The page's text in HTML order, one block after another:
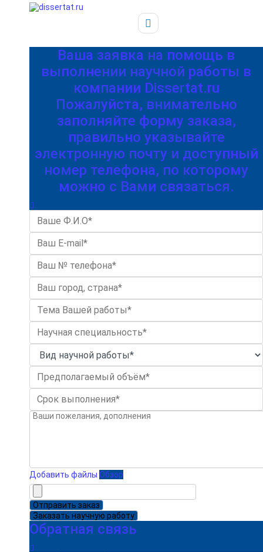
Ваша заявка на помощь в
выполнении научной работы в
компании Dissertat.ru
Пожалуйста, внимательно
заполняйте форму заказа,
правильно указывайте
электронную почту и доступный
номер телефона, по которому
можно с Вами связаться.
Добавить файлы Обзор
Отправить заказ
Заказать научную работу
Обратная связь